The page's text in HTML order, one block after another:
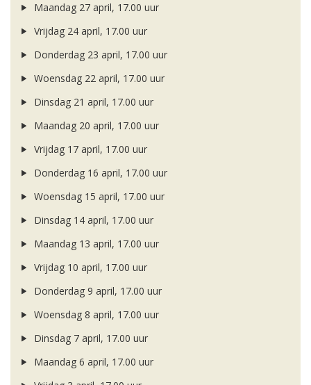
Maandag 27 april, 17.00 uur
Vrijdag 24 april, 17.00 uur
Donderdag 23 april, 17.00 uur
Woensdag 22 april, 17.00 uur
Dinsdag 21 april, 17.00 uur
Maandag 20 april, 17.00 uur
Vrijdag 17 april, 17.00 uur
Donderdag 16 april, 17.00 uur
Woensdag 15 april, 17.00 uur
Dinsdag 14 april, 17.00 uur
Maandag 13 april, 17.00 uur
Vrijdag 10 april, 17.00 uur
Donderdag 9 april, 17.00 uur
Woensdag 8 april, 17.00 uur
Dinsdag 7 april, 17.00 uur
Maandag 6 april, 17.00 uur